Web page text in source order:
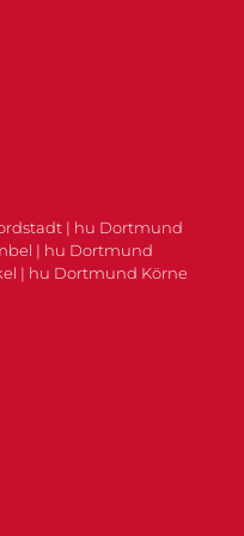
| hu Dortmund
| hu Dortmund
| hu Dortmund Körne